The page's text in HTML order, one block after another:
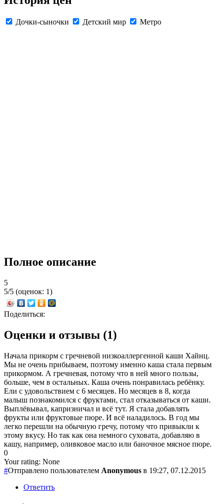
Дочки-сыночки Детский мир Метро
Полное описание
5
5/5 (оценок: 1)
Поделиться:
Оценки и отзывы (1)
Начала прикорм с гречневой низкоаллергенной каши Хайнц.
Мы не очень прибываем, поэтому именно каша стала первым
прикормом. А гречневая, потому что в ней много пользы,
больше, чем в остальных. Каша очень понравилась ребёнку.
Ели с удовольствием с 6 месяцев. Но месяцев в 8, когда
малыш познакомился с фруктами, стал отказываться от каши.
Выплёвывал, капризничал и всё тут. Я стала добавлять
фрукты или фруктовые пюре. И всё наладилось. В год мы
легко перешли на обычную гречу, потому что привыкли к
этому вкусу. Но так как она немного суховата, добавляю в
кашу, например, оливковое масло или баночное мясное пюре.
0
Your rating: None
#Отправлено пользователем Anonymous в 19:27, 07.12.2015
Ответить